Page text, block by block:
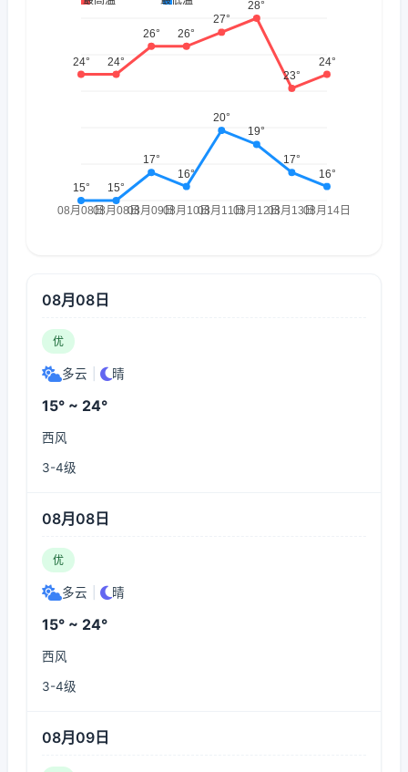
08月08日
优
多云 晴
15° ~ 24°
西风
3-4级
08月08日
优
多云 晴
15° ~ 24°
西风
3-4级
08月09日